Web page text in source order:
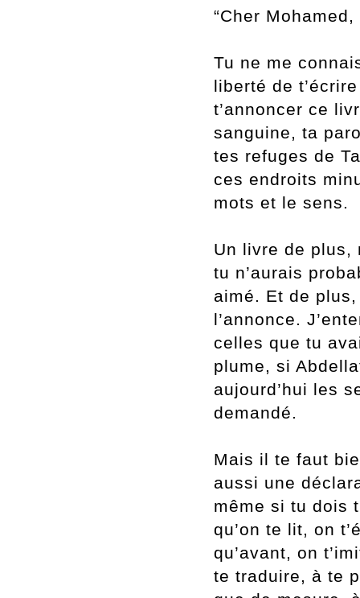
“Cher Mohamed,
Tu ne me
liberté de
t’annoncer ce
sanguine, ta
tes refuges de
ces endroits
mots et le sens.
Un livre de plus,
tu n’aurais
aimé. Et de
l’annonce. J
celles que tu
plume, si
aujourd’hui les
demandé.
Mais il te faut
aussi une
même si tu dois
qu’on te lit, on t
qu’avant, on t
te traduire, à te